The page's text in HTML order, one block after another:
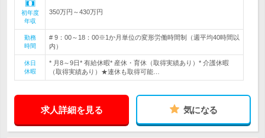
初年度
年収
350万円～430万円
勤務
時間
# 9：00～18：00※1か月単位の変形労働時間制（週平均40時間以
内）
休日
休暇
* 月8～9日* 有給休暇* 産休・育休（取得実績あり）* 介護休暇
（取得実績あり）★連休も取得可能…
求人詳細を見る 気になる